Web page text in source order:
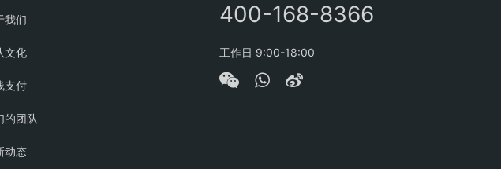
我们
文化
支付
的团队
动态
400-168-8366
工作日 9:00-18:00